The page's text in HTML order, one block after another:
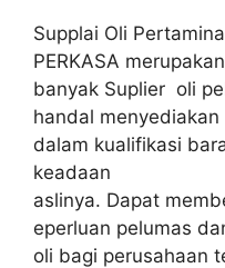
Supplai Oli
PERKASA
banyak Suplier oli
handal menyediakan
dalam kualifikasi
keadaan
aslinya. Dapat
eperluan pelumas
oli bagi perusahaan